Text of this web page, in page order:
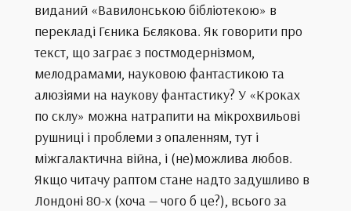
виданий «Вавилонською бібліотекою» в
перекладі Гєника Бєлякова. Як говорити про
текст, що заграє з постмодернізмом,
мелодрамами, науковою фантастикою та
алюзіями на наукову фантастику? У «Кроках
по склу» можна натрапити на мікрохвильові
рушниці і проблеми з опаленням, тут і
міжгалактична війна, і (не)можлива любов.
Якщо читачу раптом стане надто задушливо в
Лондоні 80-х (хоча — чого б це?), всього за